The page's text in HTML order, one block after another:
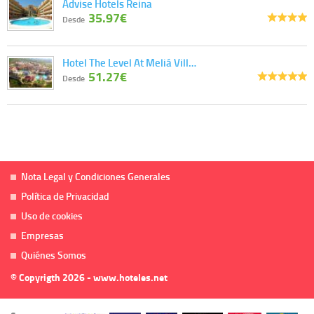
Advise Hotels Reina
Desde 35.97€
Hotel The Level At Meliá Vill…
Desde 51.27€
Nota Legal y Condiciones Generales
Política de Privacidad
Uso de cookies
Empresas
Quiénes Somos
© Copyrigth 2026 - www.hoteles.net